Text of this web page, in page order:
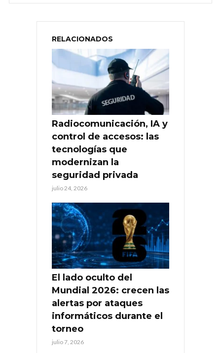
RELACIONADOS
Radiocomunicación, IA y
control de accesos: las
tecnologías que
modernizan la
seguridad privada
julio 24, 2026
El lado oculto del
Mundial 2026: crecen las
alertas por ataques
informáticos durante el
torneo
julio 7, 2026